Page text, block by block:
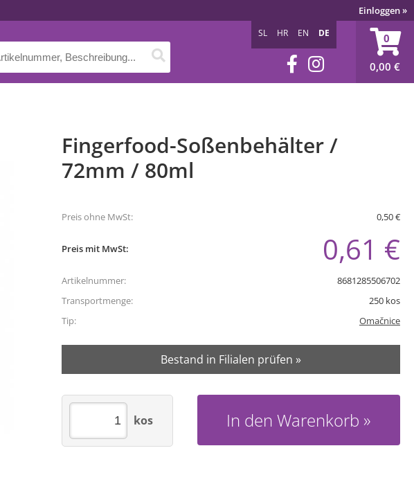
Einloggen»
0
0,00 €
SL HR EN DE
Fingerfood-Soßenbehälter /
72mm / 80ml
Preis ohne MwSt: 0,50 €
Preis mit MwSt: 0,61 €
Artikelnummer:
8681285506702
Transportmenge:
250 kos
Tip:
Omačnice
Bestand in Filialen prüfen »
In den Warenkorb
kos